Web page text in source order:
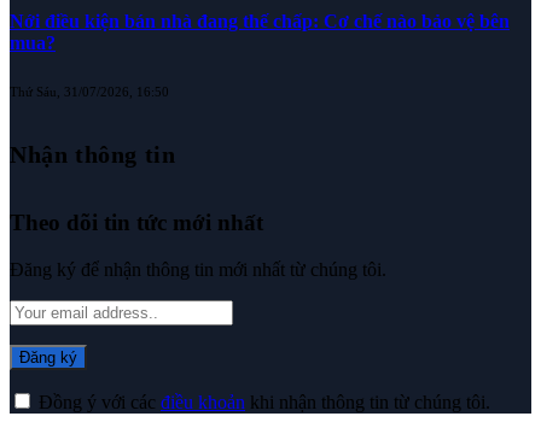
Nới điều kiện bán nhà đang thế chấp: Cơ chế nào bảo vệ bên
mua?
Thứ Sáu, 31/07/2026, 16:50
Nhận thông tin
Theo dõi tin tức mới nhất
Đăng ký để nhận thông tin mới nhất từ chúng tôi.
Đồng ý với các điều khoản khi nhận thông tin từ chúng tôi.